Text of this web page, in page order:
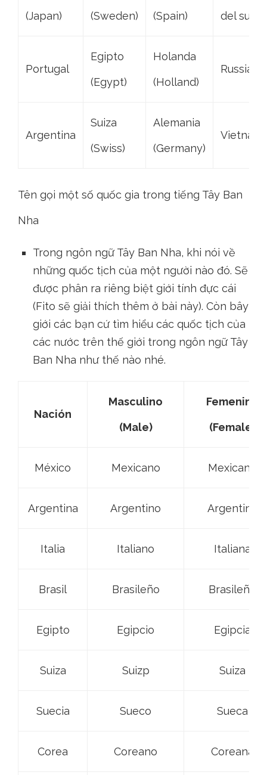
(Japan) (Sweden) (Spain) del sur
Portugal
Egipto
(Egypt)
Holanda
(Holland)
Russia
Argentina
Suiza
(Swiss)
Alemania
(Germany)
Vietnam
Tên gọi một số quốc gia trong tiếng Tây Ban
Nha
Trong ngôn ngữ Tây Ban Nha, khi nói về
những quốc tịch của một người nào đó. Sẽ
được phân ra riêng biệt giới tính đực cái
(Fito sẽ giải thích thêm ở bài này). Còn bây
giới các bạn cứ tìm hiểu các quốc tịch của
các nước trên thế giới trong ngôn ngữ Tây
Ban Nha như thế nào nhé.
Nación
Masculino
(Male)
Femenino
(Female)
México Mexicano Mexicana
Argentina Argentino Argentina
Italia Italiano Italiana
Brasil Brasileño Brasileña
Egipto Egipcio Egipcia
Suiza Suizp Suiza
Suecia Sueco Sueca
Corea Coreano Coreana